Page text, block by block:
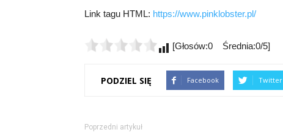
Link tagu HTML: https://www.pinklobster.pl/
[Głosów:0 Średnia:0/5]
PODZIEL SIĘ Facebook Twitter
Poprzedni artykuł